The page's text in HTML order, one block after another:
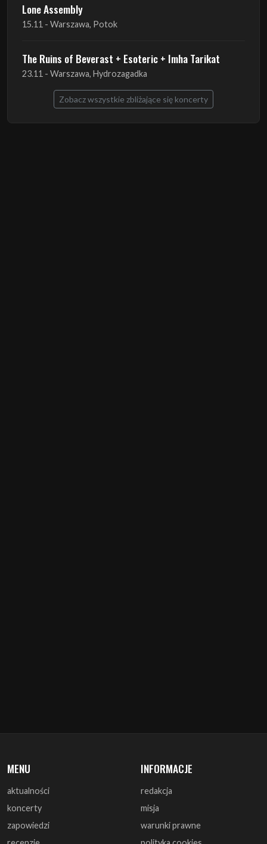
Lone Assembly
15.11 - Warszawa, Potok
The Ruins of Beverast + Esoteric + Imha Tarikat
23.11 - Warszawa, Hydrozagadka
Zobacz wszystkie zbliżające się koncerty
MENU
aktualności
koncerty
zapowiedzi
INFORMACJE
redakcja
misja
warunki prawne